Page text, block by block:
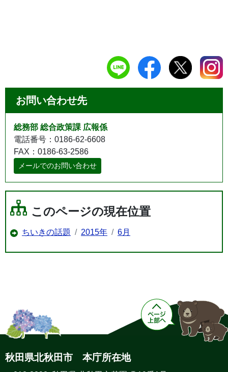
お問い合わせ先
総務部 総合政策課 広報係
電話番号：0186-62-6608
FAX：0186-63-2586
メールでのお問い合わせ
このページの現在位置
ちいきの話題 2015年 6月
秋田県北秋田市 本庁所在地